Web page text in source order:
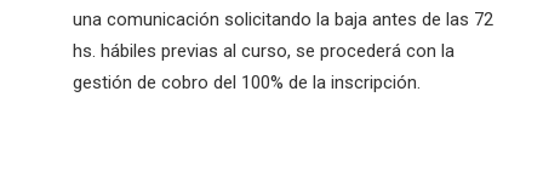
una comunicación solicitando la baja antes de las 72
hs. hábiles previas al curso, se procederá con la
gestión de cobro del 100% de la inscripción.